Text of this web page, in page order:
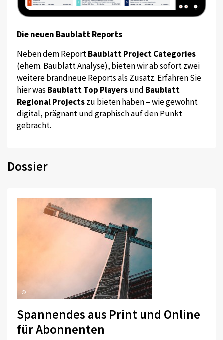
Die neuen Baublatt Reports
Neben dem ReportBaublatt Project Categories
(ehem. Baublatt Analyse), bieten wir ab sofort zwei
weitere brandneue Reports als Zusatz. Erfahren Sie
hier was Baublatt Top Playersund Baublatt
Regional Projectszu bieten haben – wie gewohnt
digital, prägnant und graphisch auf den Punkt
gebracht.
Dossier
©
Spannendes aus Print und Online
für Abonnenten